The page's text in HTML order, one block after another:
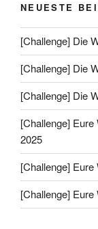
NEUESTE
[Challenge] Die
[Challenge] Die
[Challenge] Die
[Challenge]
2025
[Challenge]
[Challenge]